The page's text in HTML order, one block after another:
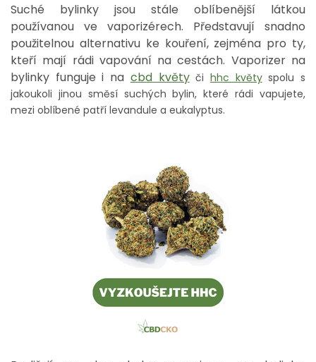
Suché bylinky jsou stále oblíbenější látkou
používanou ve vaporizérech. Představují snadno
použitelnou alternativu ke kouření, zejména pro ty,
kteří mají rádi vapování na cestách. Vaporizer na
bylinky funguje i na cbd květyči hhc květyspolu s
jakoukoli jinou směsí suchých bylin, které rádi vapujete,
mezi oblíbené patří levandule a eukalyptus.